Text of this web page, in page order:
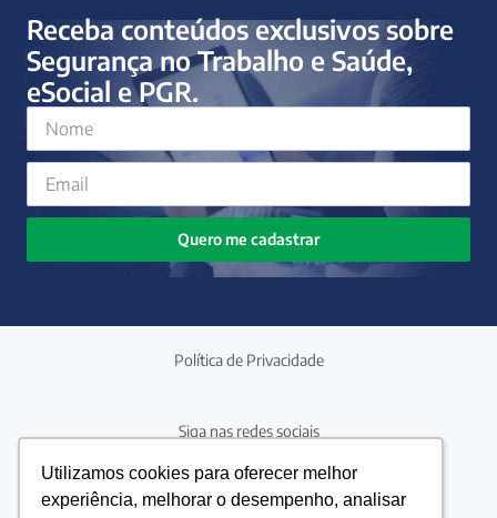
Utilizamos cookies para oferecer melhor
experiência, melhorar o desempenho, analisar
Utilizamos cookies para oferecer melhor
experiência, melhorar o desempenho, analisar
Receba conteúdos exclusivos sobre
Segurança no Trabalho e Saúde,
eSocial e PGR.
Quero me cadastrar
Política de Privacidade
Siga nas redes sociais
Precisando de ajuda?